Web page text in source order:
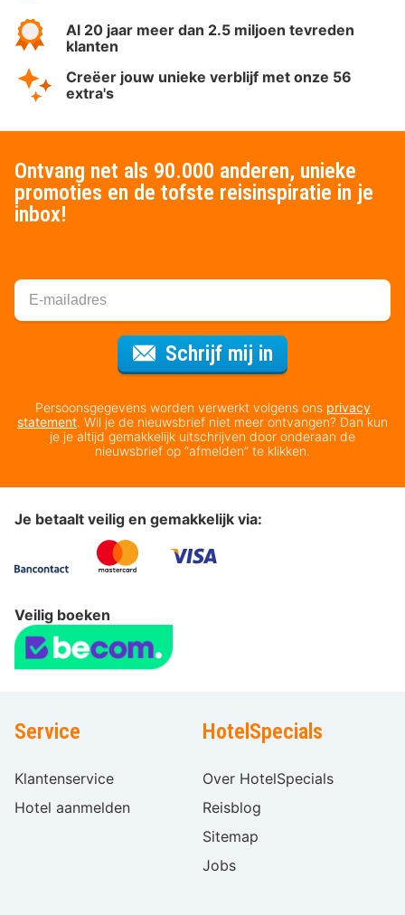
Al 20 jaar meer dan 2.5 miljoen tevreden
klanten
Creëer jouw unieke verblijf met onze 56
extra's
Ontvang net als 90.000 anderen, unieke
promoties en de tofste reisinspiratie in je
inbox!
Schrijf mij in
Persoonsgegevens worden verwerkt volgens ons privacy
statement. Wil je de nieuwsbrief niet meer ontvangen? Dan kun
je je altijd gemakkelijk uitschrijven door onderaan de
nieuwsbrief op “afmelden” te klikken.
Je betaalt veilig en gemakkelijk via:
Veilig boeken
Service
Klantenservice
Hotel aanmelden
HotelSpecials
Over HotelSpecials
Reisblog
Sitemap
Jobs